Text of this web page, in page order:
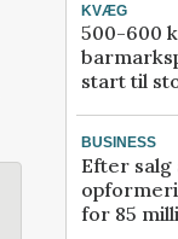
KVÆG
500-600
start til
BUSINESS
Efter salg
for 85